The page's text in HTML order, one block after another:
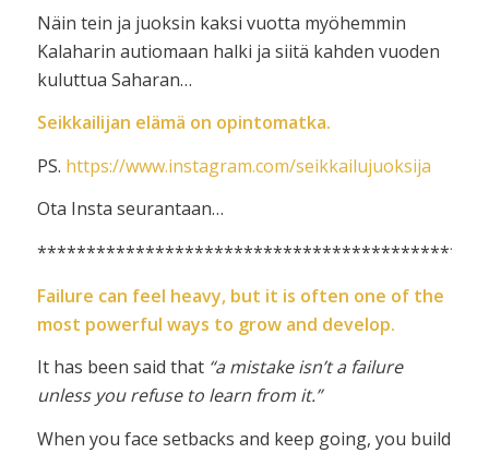
Näin tein ja juoksin kaksi vuotta myöhemmin
Kalaharin autiomaan halki ja siitä kahden vuoden
kuluttua Saharan…
Seikkailijan elämä on opintomatka.
PS. https://www.instagram.com/seikkailujuoksija
Ota Insta seurantaan…
Failure can feel heavy, but it is often one of the
most powerful ways to grow and develop.
It has been said that “a mistake isn’t a failure
unless you refuse to learn from it.”
When you face setbacks and keep going, you build